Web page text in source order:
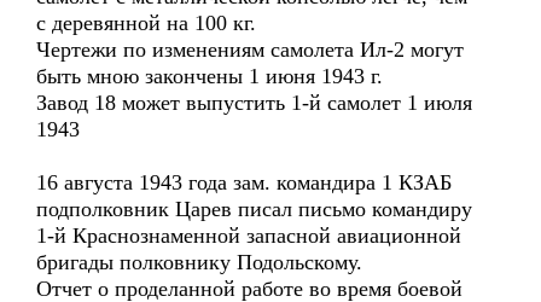
с деревянной на 100 кг.
Чертежи по изменениям самолета Ил-2 могут
быть мною закончены 1 июня 1943 г.
Завод 18 может выпустить 1-й самолет 1 июля
1943
16 августа 1943 года зам. командира 1 КЗАБ
подполковник Царев писал письмо командиру
1-й Краснознаменной запасной авиационной
бригады полковнику Подольскому.
Отчет о проделанной работе во время боевой